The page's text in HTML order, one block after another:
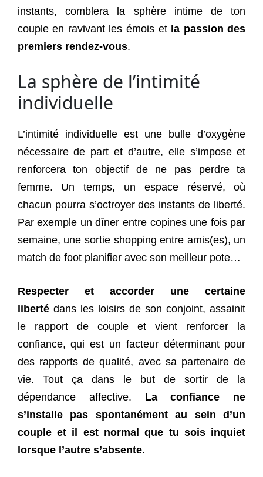
instants, comblera la sphère intime de ton
couple en ravivant les émois et la passion des
premiers rendez-vous.
La sphère de l’intimité
individuelle
L’intimité individuelle est une bulle d’oxygène
nécessaire de part et d’autre, elle s’impose et
renforcera ton objectif de ne pas perdre ta
femme. Un temps, un espace réservé, où
chacun pourra s’octroyer des instants de liberté.
Par exemple un dîner entre copines une fois par
semaine, une sortie shopping entre amis(es), un
match de foot planifier avec son meilleur pote…
Respecter et accorder une certaine
libertédans les loisirs de son conjoint, assainit
le rapport de couple et vient renforcer la
confiance, qui est un facteur déterminant pour
des rapports de qualité, avec sa partenaire de
vie. Tout ça dans le but de sortir de la
dépendance affective. La confiance ne
s’installe pas spontanément au sein d’un
couple et il est normal que tu sois inquiet
lorsque l’autre s’absente.